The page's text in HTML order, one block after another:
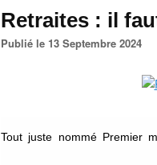
Retraites : il
Publié le 13 Septembre 2024
Tout juste nommé Premier